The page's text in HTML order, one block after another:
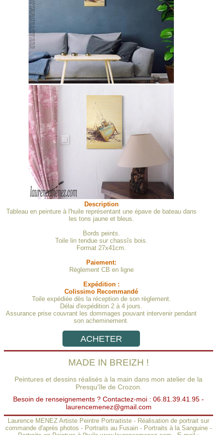
Description
Tableau en peinture à l'huile représentant une épave de bateau dans
les tons jaune et bleus.
Bords peints.
Toile lin tendue sur chassîs bois.
Format 27x41cm.
Paiement:
Règlement CB en ligne
Expédition :
Colissimo Recommandé
Toile expédiée dès la réception de son règlement.
Délai d'expédition 2 à 4 jours.
Assurance prise couvrant les dommages pouvant intervenir pendant
son acheminement.
ACHETER
MADE IN BREIZH !
Peintures et dessins réalisés à la main dans mon atelier de la
Presqu'île de Crozon.
Besoin de renseignements ? Contactez-moi : 06.81.39.41.95 -
laurencemenez@gmail.com
Laurence MENEZ Artiste Peintre Portraitiste - Réalisation de portrait sur
commande d'après photos - Portraits au Fusain - Portraits à la Sanguine -